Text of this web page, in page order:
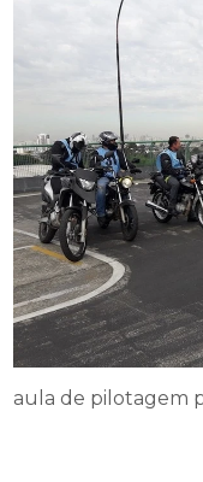
aula de pilotagem